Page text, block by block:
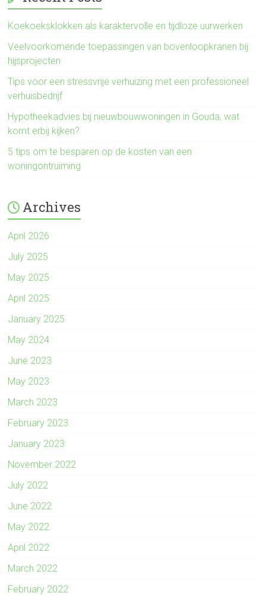
Koekoeksklokken als karaktervolle en tijdloze uurwerken
Veelvoorkomende toepassingen van bovenloopkranen bij
hijsprojecten
Tips voor een stressvrije verhuizing met een professioneel
verhuisbedrijf
Hypotheekadvies bij nieuwbouwwoningen in Gouda, wat
komt erbij kijken?
5 tips om te besparen op de kosten van een
woningontruiming
Archives
April 2026
July 2025
May 2025
April 2025
January 2025
May 2024
June 2023
May 2023
March 2023
February 2023
January 2023
November 2022
July 2022
June 2022
May 2022
April 2022
March 2022
February 2022